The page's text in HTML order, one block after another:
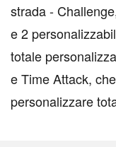
strada -
e 2
totale
e Time Attack,
personalizzare